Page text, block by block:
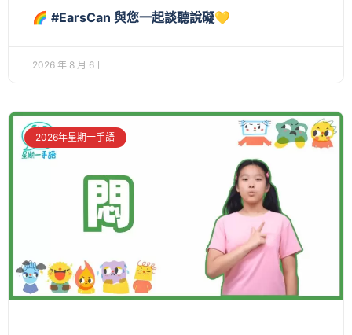
🌈 #EarsCan 與您一起談聽說礙💛
2026 年 8 月 6 日
2026年星期一手語